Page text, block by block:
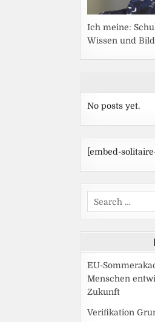
Ich meine:
Wissen und
No posts yet.
[embed-
Search
for:
EU-
Menschen
Zukunft
Verifikation